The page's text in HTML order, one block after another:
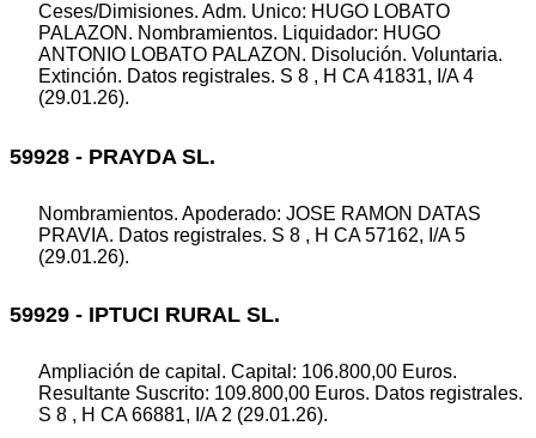
Ceses/Dimisiones. Adm. Unico: HUGO LOBATO
PALAZON. Nombramientos. Liquidador: HUGO
ANTONIO LOBATO PALAZON. Disolución. Voluntaria.
Extinción. Datos registrales. S 8 , H CA 41831, I/A 4
(29.01.26).
59928 - PRAYDA SL.
Nombramientos. Apoderado: JOSE RAMON DATAS
PRAVIA. Datos registrales. S 8 , H CA 57162, I/A 5
(29.01.26).
59929 - IPTUCI RURAL SL.
Ampliación de capital. Capital: 106.800,00 Euros.
Resultante Suscrito: 109.800,00 Euros. Datos registrales.
S 8 , H CA 66881, I/A 2 (29.01.26).